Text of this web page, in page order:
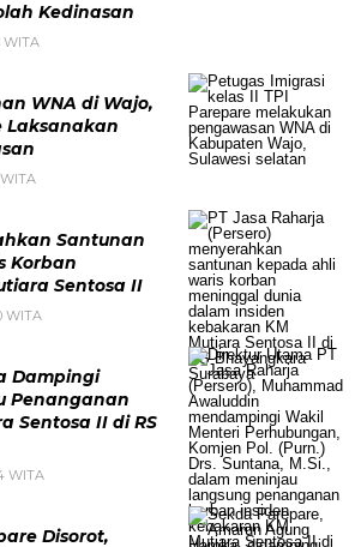
Kedinasan
WITA
WNA di Wajo,
Laksanakan
Santunan
Korban
Sentosa II
WITA
Dampingi
Penanganan
Sentosa II di RS
WITA
Disorot,